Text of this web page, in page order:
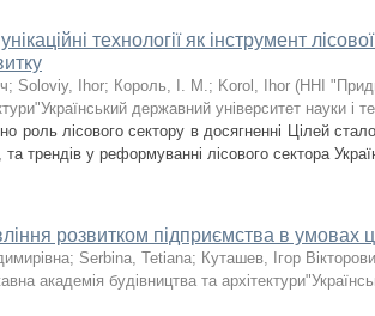
технології як інструмент
; Soloviy, Ihor; Король, І. М.; Korol, Ihor (ННІ
державний університет науки і
роль лісового сектору в досягненні Цілей
трендів у реформуванні лісового сектора
розвитком підприємства в умовах
; Serbina, Tetiana; Куташев, Ігор
академія будівництва та